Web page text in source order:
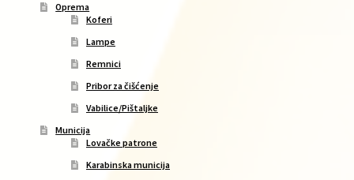
Oprema
Koferi
Lampe
Remnici
Pribor za čišćenje
Vabilice/Pištaljke
Municija
Lovačke patrone
Karabinska municija